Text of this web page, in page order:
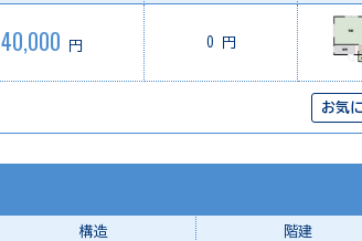
40,000 円 0 円
お気
構造 階建